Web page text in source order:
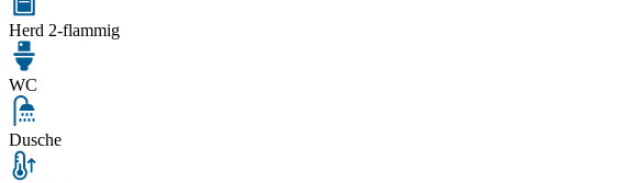
Herd 2-flammig
WC
Dusche